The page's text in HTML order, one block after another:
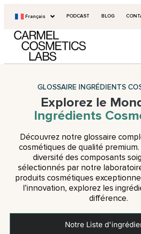
Français PODCAST BLOG
GLOSSAIRE INGRÉDIENTS
Explorez le
Ingrédients
Découvrez notre glossaire
cosmétiques de qualité
diversité des composants
sélectionnés par notre
produits cosmétiques
l’innovation, explorez les
différence.
Notre Liste